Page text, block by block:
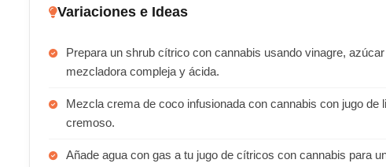
Variaciones e Ideas
Prepara un shrub cítrico con cannabis usando vinagre,
mezcladora compleja y ácida.
Mezcla crema de coco infusionada con cannabis con jugo
cremoso.
Añade agua con gas a tu jugo de cítricos con cannabis para